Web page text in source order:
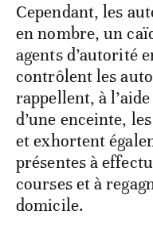
Cependant, les
en nombre, un
agents d’autorité
contrôlent les
rappellent, à
d’une enceinte,
et exhortent
présentes à
courses et à
domicile.